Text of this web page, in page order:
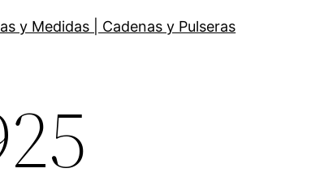
y Medidas | Cadenas y Pulseras